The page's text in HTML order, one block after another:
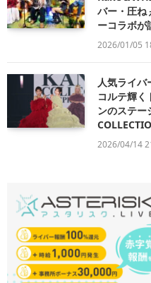
バー・圧
ーコラボが
2026/01/05
人気ライ
コルテ輝く
ンのステ
2026/04/14